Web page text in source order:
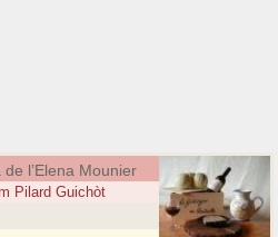
l’Elena Mounier
Pilard Guichòt